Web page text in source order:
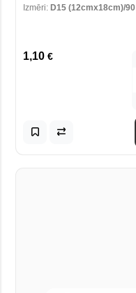
Izmēri: D15 (12cmx18cm)/90
1,10 €